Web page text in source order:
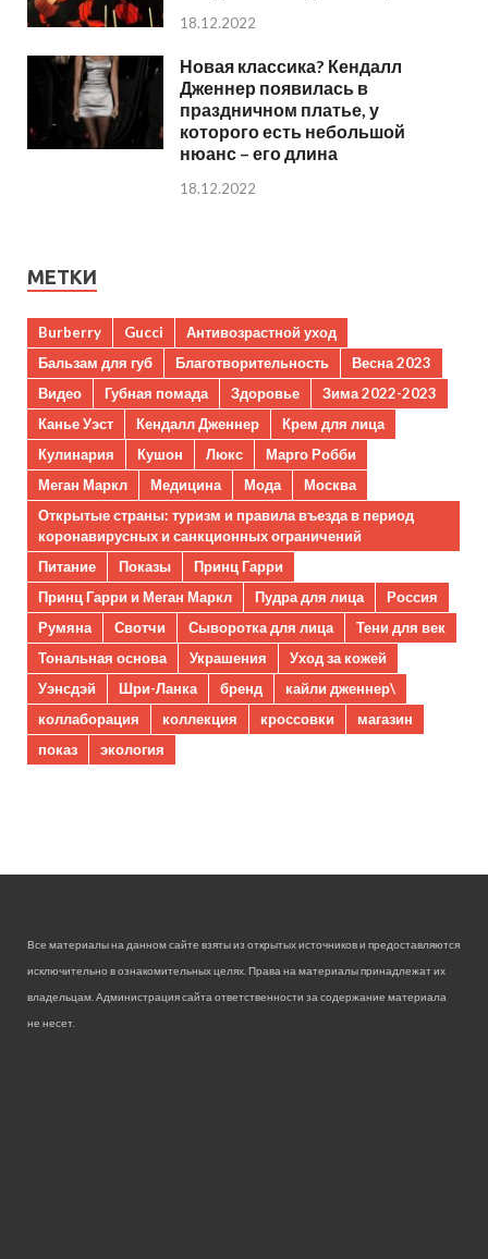
18.12.2022
Новая классика? Кендалл
Дженнер появилась в
праздничном платье, у
которого есть небольшой
нюанс – его длина
18.12.2022
МЕТКИ
Burberry Gucci
Антивозрастной уход
Бальзам для губ
Благотворительность
Весна 2023
Видео
Губная помада Здоровье
Зима 2022-2023
Канье Уэст
Кендалл Дженнер
Крем для лица
Кулинария
Кушон Люкс
Марго Робби
Меган Маркл
Медицина Мода
Москва
Открытые страны: туризм и правила въезда в период
коронавирусных и санкционных ограничений
Питание
Показы
Принц Гарри
Принц Гарри и Меган Маркл
Пудра для лица
Россия
Румяна
Свотчи Сыворотка для лица
Тени для век
Тональная основа
Украшения
Уход за кожей
Уэнсдэй
Шри-Ланка бренд
кайли дженнер\
коллаборация
коллекция кроссовки
магазин
показ
экология
Все материалы на данном сайте взяты из открытых источников и предоставляются
исключительно в ознакомительных целях. Права на материалы принадлежат их
владельцам. Администрация сайта ответственности за содержание материала
не несет.